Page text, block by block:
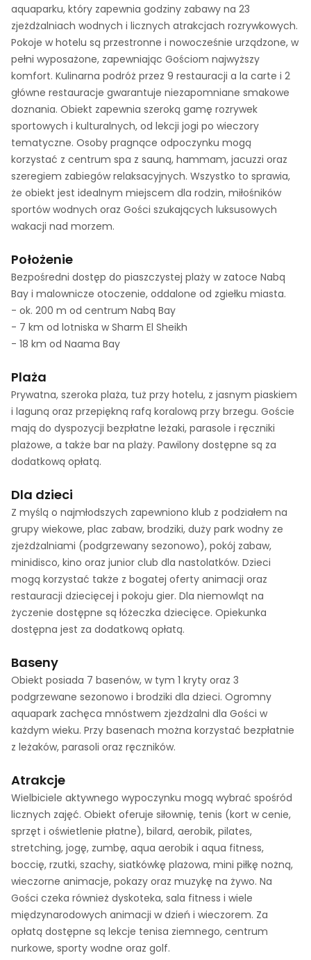
aquaparku, który zapewnia godziny zabawy na 23
zjeżdżalniach wodnych i licznych atrakcjach rozrywkowych.
Pokoje w hotelu są przestronne i nowocześnie urządzone, w
pełni wyposażone, zapewniając Gościom najwyższy
komfort. Kulinarna podróż przez 9 restauracji a la carte i 2
główne restauracje gwarantuje niezapomniane smakowe
doznania. Obiekt zapewnia szeroką gamę rozrywek
sportowych i kulturalnych, od lekcji jogi po wieczory
tematyczne. Osoby pragnące odpoczynku mogą
korzystać z centrum spa z sauną, hammam, jacuzzi oraz
szeregiem zabiegów relaksacyjnych. Wszystko to sprawia,
że obiekt jest idealnym miejscem dla rodzin, miłośników
sportów wodnych oraz Gości szukających luksusowych
wakacji nad morzem.
Położenie
Bezpośredni dostęp do piaszczystej plaży w zatoce Nabq
Bay i malownicze otoczenie, oddalone od zgiełku miasta.
- ok. 200 m od centrum Nabq Bay
- 7 km od lotniska w Sharm El Sheikh
- 18 km od Naama Bay
Plaża
Prywatna, szeroka plaża, tuż przy hotelu, z jasnym piaskiem
i laguną oraz przepiękną rafą koralową przy brzegu. Goście
mają do dyspozycji bezpłatne leżaki, parasole i ręczniki
plażowe, a także bar na plaży. Pawilony dostępne są za
dodatkową opłatą.
Dla dzieci
Z myślą o najmłodszych zapewniono klub z podziałem na
grupy wiekowe, plac zabaw, brodziki, duży park wodny ze
zjeżdżalniami (podgrzewany sezonowo), pokój zabaw,
minidisco, kino oraz junior club dla nastolatków. Dzieci
mogą korzystać także z bogatej oferty animacji oraz
restauracji dziecięcej i pokoju gier. Dla niemowląt na
życzenie dostępne są łóżeczka dziecięce. Opiekunka
dostępna jest za dodatkową opłatą.
Baseny
Obiekt posiada 7 basenów, w tym 1 kryty oraz 3
podgrzewane sezonowo i brodziki dla dzieci. Ogromny
aquapark zachęca mnóstwem zjeżdżalni dla Gości w
każdym wieku. Przy basenach można korzystać bezpłatnie
z leżaków, parasoli oraz ręczników.
Atrakcje
Wielbiciele aktywnego wypoczynku mogą wybrać spośród
licznych zajęć. Obiekt oferuje siłownię, tenis (kort w cenie,
sprzęt i oświetlenie płatne), bilard, aerobik, pilates,
stretching, jogę, zumbę, aqua aerobik i aqua fitness,
boccię, rzutki, szachy, siatkówkę plażowa, mini piłkę nożną,
wieczorne animacje, pokazy oraz muzykę na żywo. Na
Gości czeka również dyskoteka, sala fitness i wiele
międzynarodowych animacji w dzień i wieczorem. Za
opłatą dostępne są lekcje tenisa ziemnego, centrum
nurkowe, sporty wodne oraz golf.